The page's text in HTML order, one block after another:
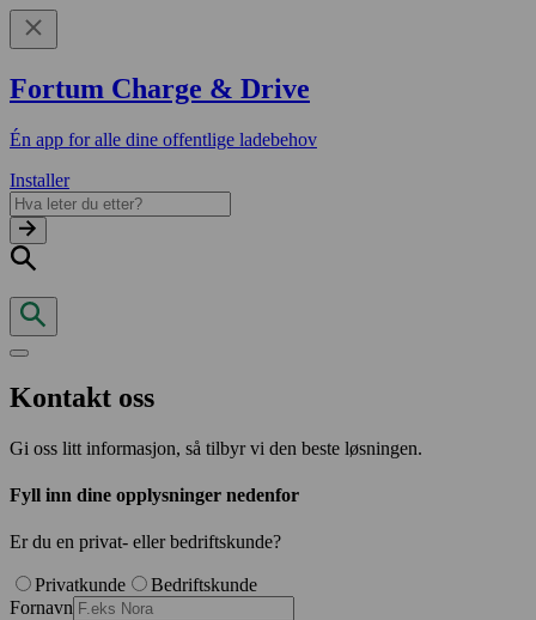
Fortum Charge & Drive
Én app for alle dine offentlige ladebehov
Installer
Kontakt oss
Gi oss litt informasjon, så tilbyr vi den beste løsningen.
Fyll inn dine opplysninger nedenfor
Er du en privat- eller bedriftskunde?
Privatkunde
Bedriftskunde
Fornavn